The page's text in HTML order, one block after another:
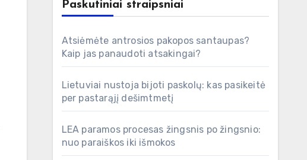
Paskutiniai straipsniai
Atsiėmėte antrosios pakopos santaupas?
Kaip jas panaudoti atsakingai?
Lietuviai nustoja bijoti paskolų: kas pasikeitė
per pastarąjį dešimtmetį
LEA paramos procesas žingsnis po žingsnio:
nuo paraiškos iki išmokos